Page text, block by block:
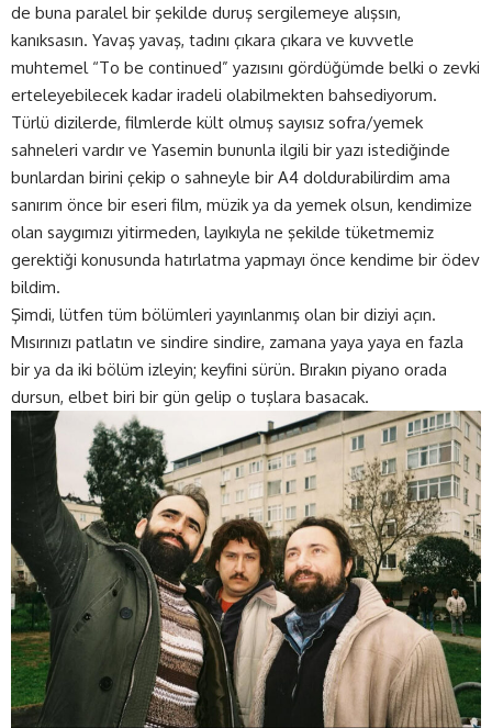
de buna paralel bir şekilde duruş sergilemeye alışsın,
kanıksasın. Yavaş yavaş, tadını çıkara çıkara ve kuvvetle
muhtemel “To be continued” yazısını gördüğümde belki o zevki
erteleyebilecek kadar iradeli olabilmekten bahsediyorum.
Türlü dizilerde, filmlerde kült olmuş sayısız sofra/yemek
sahneleri vardır ve Yasemin bununla ilgili bir yazı istediğinde
bunlardan birini çekip o sahneyle bir A4 doldurabilirdim ama
sanırım önce bir eseri film, müzik ya da yemek olsun, kendimize
olan saygımızı yitirmeden, layıkıyla ne şekilde tüketmemiz
gerektiği konusunda hatırlatma yapmayı önce kendime bir ödev
bildim.
Şimdi, lütfen tüm bölümleri yayınlanmış olan bir diziyi açın.
Mısırınızı patlatın ve sindire sindire, zamana yaya yaya en fazla
bir ya da iki bölüm izleyin; keyfini sürün. Bırakın piyano orada
dursun, elbet biri bir gün gelip o tuşlara basacak.